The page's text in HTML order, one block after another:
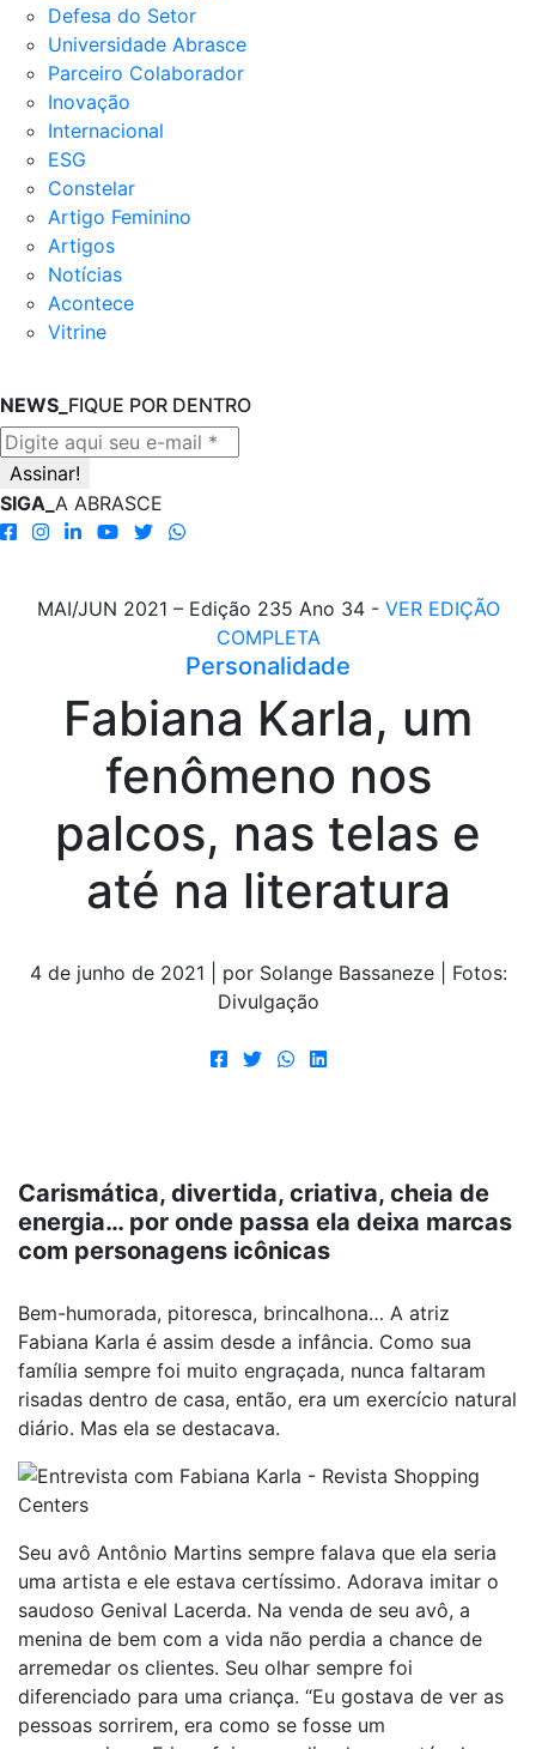
Defesa do Setor
Universidade Abrasce
Parceiro Colaborador
Inovação
Internacional
ESG
Constelar
Artigo Feminino
Artigos
Notícias
Acontece
Vitrine
NEWS_ FIQUE POR DENTRO
SIGA_ A ABRASCE
MAI/JUN 2021 – Edição 235 Ano 34 - VER EDIÇÃO
COMPLETA
Personalidade
Fabiana Karla, um
fenômeno nos
palcos, nas telas e
até na literatura
4 de junho de 2021 | por Solange Bassaneze | Fotos:
Divulgação
Carismática, divertida, criativa, cheia de
energia… por onde passa ela deixa marcas
com personagens icônicas
Bem-humorada, pitoresca, brincalhona… A atriz
Fabiana Karla é assim desde a infância. Como sua
família sempre foi muito engraçada, nunca faltaram
risadas dentro de casa, então, era um exercício natural
diário. Mas ela se destacava.
Seu avô Antônio Martins sempre falava que ela seria
uma artista e ele estava certíssimo. Adorava imitar o
saudoso Genival Lacerda. Na venda de seu avô, a
menina de bem com a vida não perdia a chance de
arremedar os clientes. Seu olhar sempre foi
diferenciado para uma criança. “Eu gostava de ver as
pessoas sorrirem, era como se fosse um